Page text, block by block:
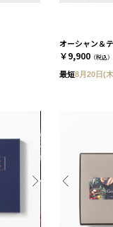
オーシャン＆
￥9,900 （税込）
最短8月20日(